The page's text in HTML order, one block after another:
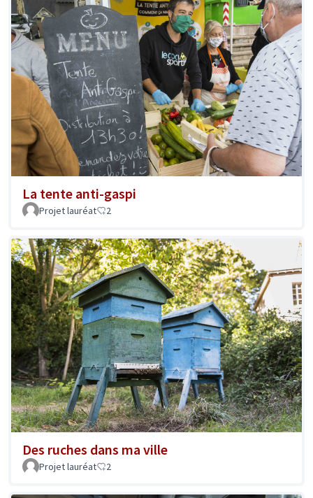
La tente anti-gaspi
Projet lauréat 2
Des ruches dans ma ville
Projet lauréat 2